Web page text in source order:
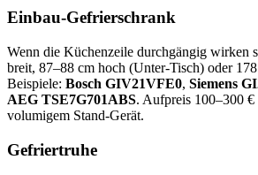
Einbau-Gefrierschrank
Wenn die Küchenzeile durchgängig wirken
breit, 87–88 cm hoch (Unter-Tisch) oder
Beispiele: Bosch GIV21VFE0, Siemens
AEG TSE7G701ABS. Aufpreis 100–300
volumigem Stand-Gerät.
Gefriertruhe